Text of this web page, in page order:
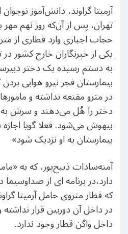
آرمیتا گراوند، دانش‌آموز
تهران، پس از آن‌که روز نهم
حجاب اجباری وارد قطاری از
یکی از خبرنگاران خارج کشور
به دستم رسیده یک دختر
بیمارستان فجر نیرو هوایی
در مترو مقنعه نداشته و
دختر را هُل می‌دهند و سرش به
بیهوش می‌شود. فعلا گویا
بیمارستان به او نزدیک شود»
آمنه‌سادات ذبیح‌پور، که به
دارد،در برنامه ای از
در داخل آن دوربین قرار
داخل واگن قطار وجود ندارد.